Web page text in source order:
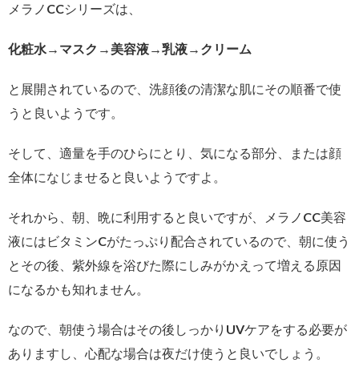
メラノCCシリーズは、
化粧水→マスク→美容液→乳液→クリーム
と展開されているので、洗顔後の清潔な肌にその順番で使
うと良いようです。
そして、適量を手のひらにとり、気になる部分、または顔
全体になじませると良いようですよ。
それから、朝、晩に利用すると良いですが、メラノCC美容
液にはビタミンCがたっぷり配合されているので、朝に使う
とその後、紫外線を浴びた際にしみがかえって増える原因
になるかも知れません。
なので、朝使う場合はその後しっかりUVケアをする必要が
ありますし、心配な場合は夜だけ使うと良いでしょう。